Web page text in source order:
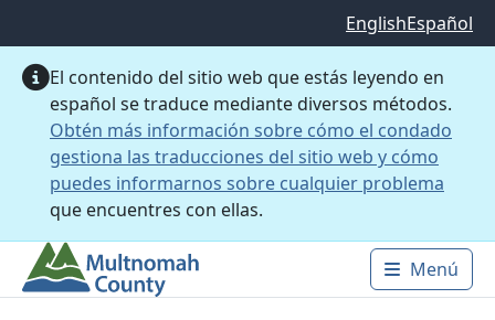
EnglishEspañol
El contenido del sitio web que estás leyendo en
español se traduce mediante diversos métodos.
Obtén más información sobre cómo el condado
gestiona las traducciones del sitio web y cómo
puedes informarnos sobre cualquier problema
que encuentres con ellas.
Main
Menú